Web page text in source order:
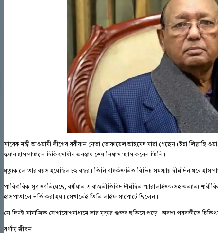
সাবেক মন্ত্রী আওয়ামী লীগের বর্ষীয়ান নেতা তোফায়েল আহমেদ মারা গেছেন (ইন্না লিল্লাহি
স্কয়ার হাসপাতালে চিকিৎসাধীন অবস্থায় শেষ নিশ্বাস ত্যাগ করেন তিনি।
মৃত্যুকালে তার বয়স হয়েছিল ৮২ বছর। তিনি বাধর্কজনিত বিভিন্ন সমস্যায় দীর্ঘদিন ধরে
পারিবারিক সূত্র জানিয়েছে, বর্ষীয়ান এ রাজনীতিবিদ দীর্ঘদিন প্যারালাইজডসহ অন্যান্য
হাসপাতালে ভর্তি করা হয়। সেখানেই তিনি লাইফ সাপোর্টে ছিলেন।
সে দিনই সামাজিক যোগাযোগমাধ্যমে তার মৃত্যুর গুজব ছড়িয়ে পড়ে। অবশ্য পরবর্তীতে
বর্ণাঢ্য জীবন